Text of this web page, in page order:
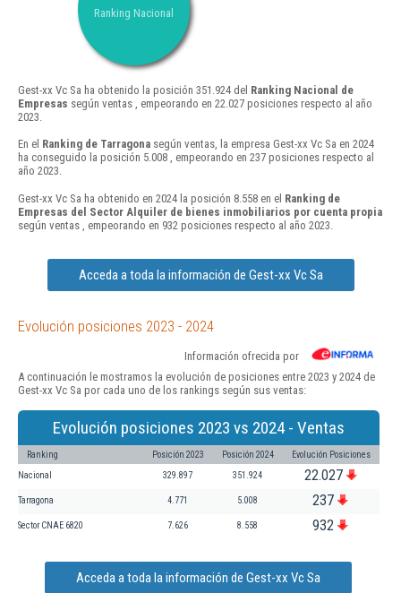
Ranking Nacional
Gest-xx Vc Sa ha obtenido la posición 351.924 del Ranking Nacional de
Empresas según ventas , empeorando en 22.027 posiciones respecto al año
2023.
En el Ranking de Tarragona según ventas, la empresa Gest-xx Vc Sa en 2024
ha conseguido la posición 5.008 , empeorando en 237 posiciones respecto al
año 2023.
Gest-xx Vc Sa ha obtenido en 2024 la posición 8.558 en el Ranking de
Empresas del Sector Alquiler de bienes inmobiliarios por cuenta propia
según ventas , empeorando en 932 posiciones respecto al año 2023.
Acceda a toda la información de Gest-xx Vc Sa
Evolución posiciones 2023 - 2024
Información ofrecida por
A continuación le mostramos la evolución de posiciones entre 2023 y 2024 de
Gest-xx Vc Sa por cada uno de los rankings según sus ventas:
Evolución posiciones 2023 vs 2024 - Ventas
Ranking Posición 2023 Posición 2024 Evolución Posiciones
Nacional 329.897 351.924 22.027
Tarragona 4.771 5.008 237
Sector CNAE 6820 7.626 8.558 932
Acceda a toda la información de Gest-xx Vc Sa